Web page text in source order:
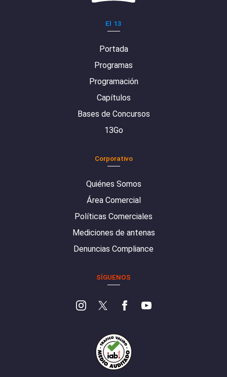
El 13
Portada
Programas
Programación
Capítulos
Bases de Concursos
13Go
Corporativo
Quiénes Somos
Área Comercial
Políticas Comerciales
Mediciones de antenas
Denuncias Compliance
SÍGUENOS